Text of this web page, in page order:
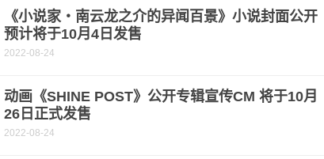
《小说家・南云龙之介的异闻百景》小说封面公开
预计将于10月4日发售
2022-08-24
动画《SHINE POST》公开专辑宣传CM 将于10月
26日正式发售
2022-08-24